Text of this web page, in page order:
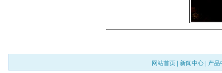
网站首页 新闻中心 产品